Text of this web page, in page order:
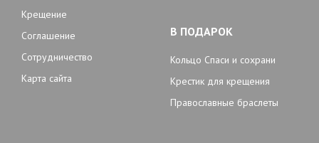
Крещение
Соглашение
Сотрудничество
Карта сайта
В ПОДАРОК
Кольцо Спаси и сохрани
Крестик для крещения
Православные браслеты